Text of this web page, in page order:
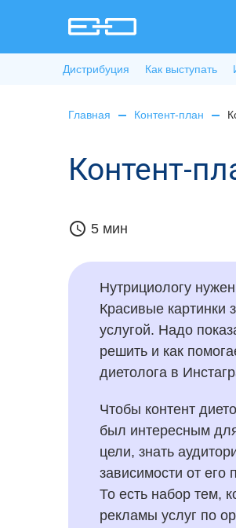
Дистрибуция Как выступать
Главная Контент-план
Контент-
schedule 5 мин
Нутрициологу
Красивые картинки
услугой. Надо
решить и как
диетолога в
Чтобы контент
был интересным
цели, знать
зависимости от его
То есть набор тем,
рекламы услуг по